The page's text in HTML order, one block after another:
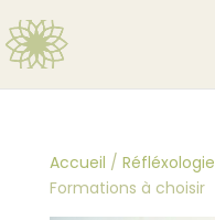
Accueil / Réfléxologie
Formations à choisir